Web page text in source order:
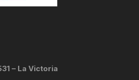
– La Victoria